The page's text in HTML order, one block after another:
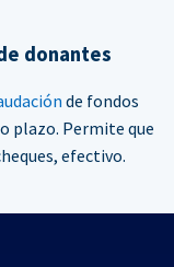
donantes
de fondos
plazo. Permite que
efectivo.